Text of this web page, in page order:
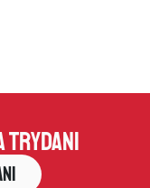
Trydani